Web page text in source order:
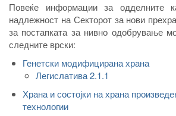
Повеќе информации за одделните
надлежност на Секторот за нови
за постапката за нивно одобрување
следните врски:
Генетски модифицирана храна
Легислатива 2.1.1
Храна и состојки на храна
технологии